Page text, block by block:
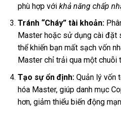
phù hợp với khả năng chấp
Tránh “Cháy” tài khoản:
Master hoặc sử dụng cài đặt
thể khiến bạn mất sạch vốn
Master chỉ trải qua một chuỗi
Tạo sự ổn định:Quản lý vốn
hóa Master, giúp danh mục
hơn, giảm thiểu biến động